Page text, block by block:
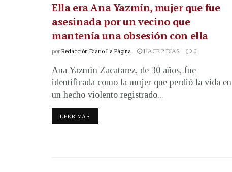
Ella era Ana Yazmín, mujer que fue
asesinada por un vecino que
mantenía una obsesión con ella
por Redacción Diario La Página HACE 2 DÍAS 0
Ana Yazmín Zacatarez, de 30 años, fue
identificada como la mujer que perdió la vida en
un hecho violento registrado...
LEER MÁS